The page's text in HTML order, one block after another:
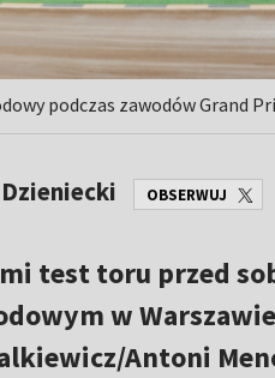
podczas zawodów Grand
OBSERWUJ
test toru przed
w
Antoni